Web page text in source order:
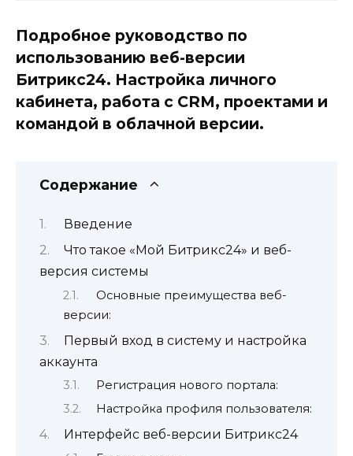
Подробное руководство по
использованию веб-версии
Битрикс24. Настройка личного
кабинета, работа с CRM, проектами и
командой в облачной версии.
Содержание
Введение
Что такое «Мой Битрикс24» и веб-
версия системы
Основные преимущества веб-
версии:
Первый вход в систему и настройка
аккаунта
Регистрация нового портала:
Настройка профиля пользователя:
Интерфейс веб-версии Битрикс24